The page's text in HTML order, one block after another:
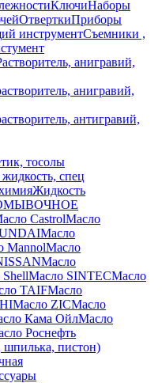
КлючиНаборы
ОтверткиПриборы
инструментСъемники ,
анигравий,
анигравий,
антигравий,
тосолы
спец
Жидкость
CastrolМасло
Масло
MannolМасло
Масло
Масло SINTECМасло
TAIFМасло
Масло ZICМасло
Кама ОйлМасло
Роснефть
шпилька, пистон)